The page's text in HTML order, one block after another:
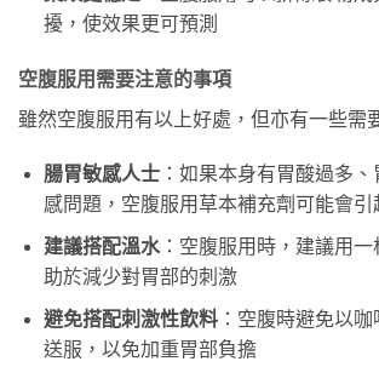
擾，使效果更可預測
空腹服用需要注意的事項
雖然空腹服用有以上好處，但亦有一些需
腸胃敏感人士：如果本身有胃酸過多、
感問題，空腹服用草本補充劑可能會引
建議搭配溫水：空腹服用時，建議用一
助於減少對胃部的刺激
避免搭配刺激性飲料：空腹時避免以咖
送服，以免加重胃部負擔